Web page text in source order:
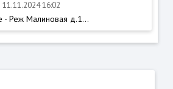
11.11.2024 16:02
- Реж Малиновая д.1...